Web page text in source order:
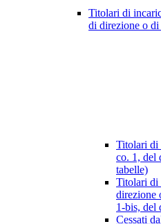
Titolari di
di direzione o
Titolari di
co. 1, del
tabelle)
Titolari di
direzione
1-bis, del
Cessati